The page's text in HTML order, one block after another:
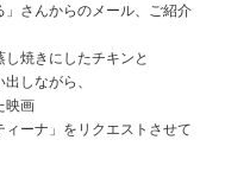
さんからのメール、ご紹介
焼きにしたチキンと
しながら、
映画
ィーナ」をリクエストさせて